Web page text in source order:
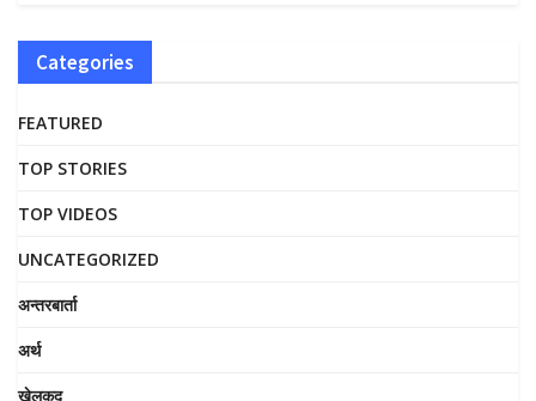
Categories
FEATURED
TOP STORIES
TOP VIDEOS
UNCATEGORIZED
अन्तरबार्ता
अर्थ
खेलकुद